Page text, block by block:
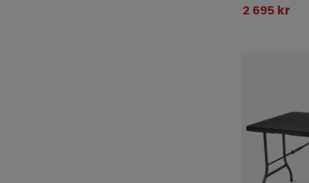
2 695 kr